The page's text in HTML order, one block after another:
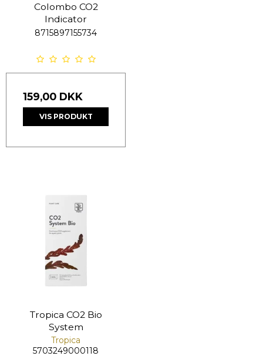
Colombo CO2
Indicator
8715897155734
159,00 DKK
VIS PRODUKT
Tropica CO2 Bio
System
Tropica
5703249000118